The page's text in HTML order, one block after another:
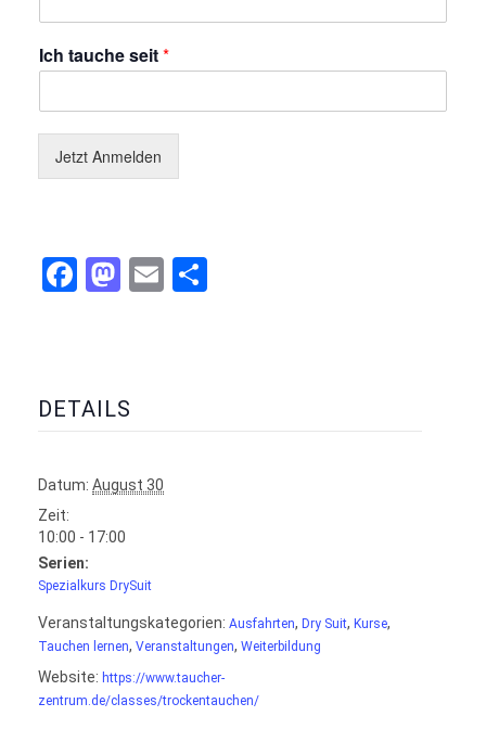
Ich tauche seit*
Jetzt Anmelden
Facebook
Mastodon
Email
DETAILS
Datum: August 30
Zeit:
10:00 - 17:00
Serien:
Spezialkurs DrySuit
Veranstaltungskategorien: Ausfahrten, Dry Suit, Kurse,
Tauchen lernen, Veranstaltungen, Weiterbildung
Website: https://www.taucher-
zentrum.de/classes/trockentauchen/